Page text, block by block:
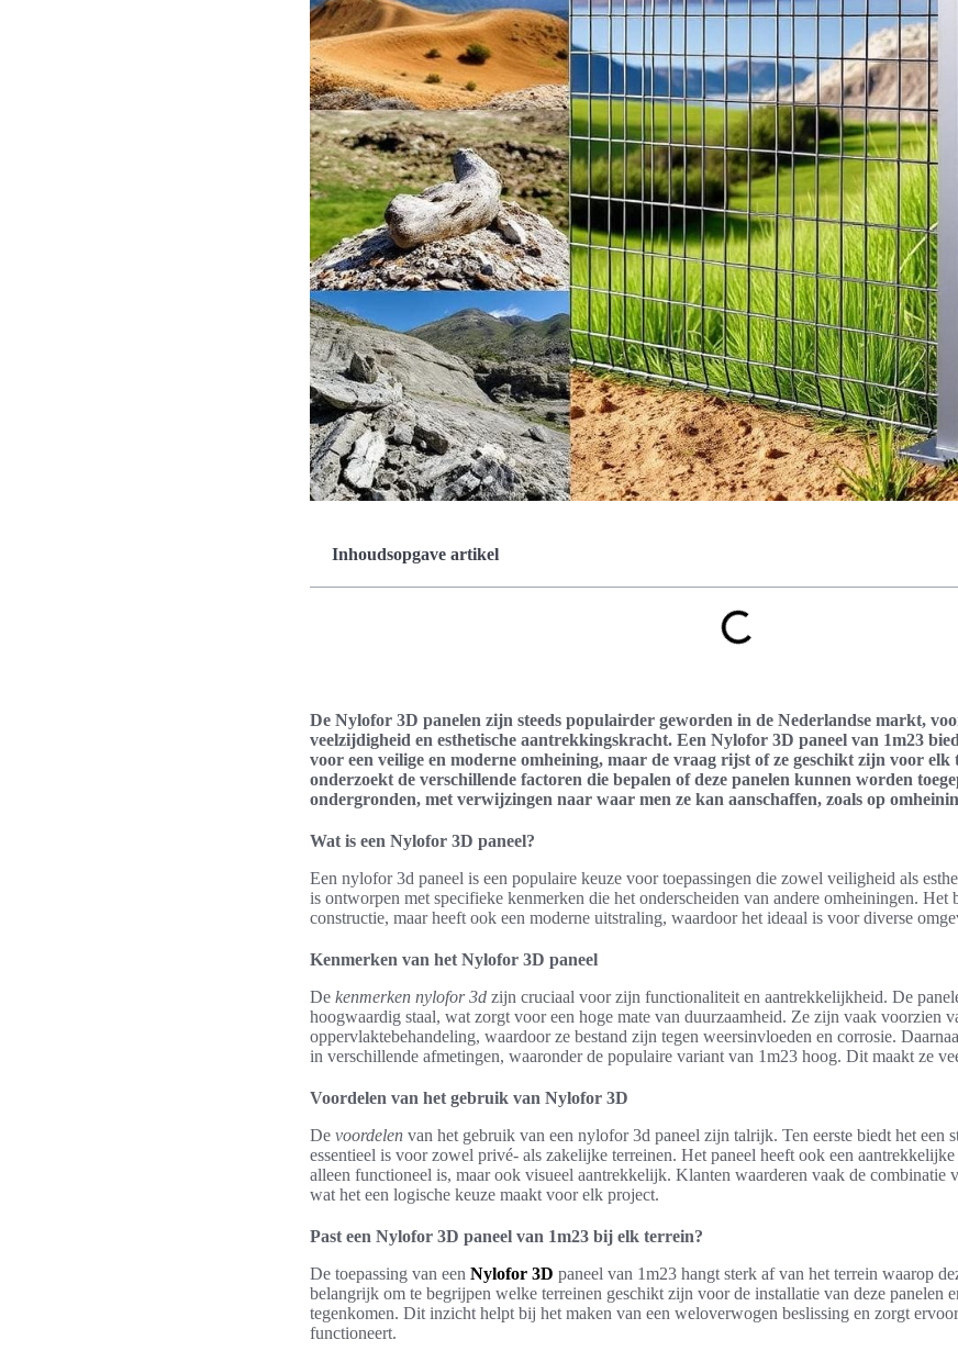
Inhoudsopgave artikel
De Nylofor 3D panelen zijn steeds populairder geworden in de Nederlandse markt,
veelzijdigheid en esthetische aantrekkingskracht. Een Nylofor 3D paneel van 1m23
voor een veilige en moderne omheining, maar de vraag rijst of ze geschikt zijn voor
onderzoekt de verschillende factoren die bepalen of deze panelen kunnen worden
ondergronden, met verwijzingen naar waar men ze kan aanschaffen, zoals op
Wat is een Nylofor 3D paneel?
Een nylofor 3d paneel is een populaire keuze voor toepassingen die zowel veiligheid als
is ontworpen met specifieke kenmerken die het onderscheiden van andere omheiningen. Het
constructie, maar heeft ook een moderne uitstraling, waardoor het ideaal is voor diverse
Kenmerken van het Nylofor 3D paneel
De kenmerken nylofor 3d zijn cruciaal voor zijn functionaliteit en aantrekkelijkheid. De
hoogwaardig staal, wat zorgt voor een hoge mate van duurzaamheid. Ze zijn vaak voorzien
oppervlaktebehandeling, waardoor ze bestand zijn tegen weersinvloeden en corrosie.
in verschillende afmetingen, waaronder de populaire variant van 1m23 hoog. Dit maakt ze
Voordelen van het gebruik van Nylofor 3D
De voordelen van het gebruik van een nylofor 3d paneel zijn talrijk. Ten eerste biedt het een
essentieel is voor zowel privé- als zakelijke terreinen. Het paneel heeft ook een
alleen functioneel is, maar ook visueel aantrekkelijk. Klanten waarderen vaak de combinatie
wat het een logische keuze maakt voor elk project.
Past een Nylofor 3D paneel van 1m23 bij elk terrein?
De toepassing van een Nylofor 3D paneel van 1m23 hangt sterk af van het terrein waarop
belangrijk om te begrijpen welke terreinen geschikt zijn voor de installatie van deze panelen
tegenkomen. Dit inzicht helpt bij het maken van een weloverwogen beslissing en zorgt
functioneert.